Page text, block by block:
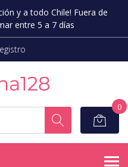
y a todo Chile! Fuera de
entre 5 a 7 días
0